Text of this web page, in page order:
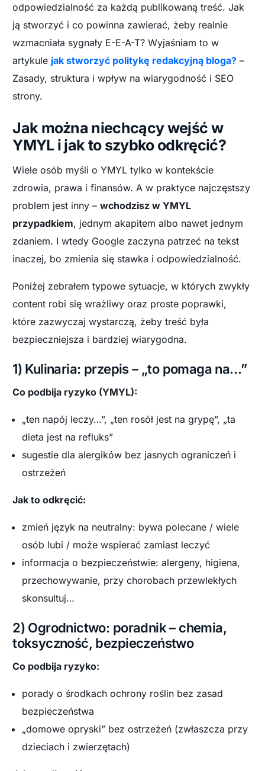
odpowiedzialność za każdą publikowaną treść. Jak
ją stworzyć i co powinna zawierać, żeby realnie
wzmacniała sygnały E-E-A-T? Wyjaśniam to w
artykule jak stworzyć politykę redakcyjną bloga? –
Zasady, struktura i wpływ na wiarygodność i SEO
strony.
Jak można niechcący wejść w
YMYL i jak to szybko odkręcić?
Wiele osób myśli o YMYL tylko w kontekście
zdrowia, prawa i finansów. A w praktyce najczęstszy
problem jest inny –wchodzisz w YMYL
przypadkiem, jednym akapitem albo nawet jednym
zdaniem. I wtedy Google zaczyna patrzeć na tekst
inaczej, bo zmienia się stawka i odpowiedzialność.
Poniżej zebrałem typowe sytuacje, w których zwykły
content robi się wrażliwy oraz proste poprawki,
które zazwyczaj wystarczą, żeby treść była
bezpieczniejsza i bardziej wiarygodna.
1) Kulinaria: przepis – „to pomaga na…”
Co podbija ryzyko (YMYL):
„ten napój leczy…”, „ten rosół jest na grypę”, „ta
dieta jest na refluks”
sugestie dla alergików bez jasnych ograniczeń i
ostrzeżeń
Jak to odkręcić:
zmień język na neutralny: bywa polecane / wiele
osób lubi / może wspierać zamiast leczyć
informacja o bezpieczeństwie: alergeny, higiena,
przechowywanie, przy chorobach przewlekłych
skonsultuj…
2) Ogrodnictwo: poradnik – chemia,
toksyczność, bezpieczeństwo
Co podbija ryzyko:
porady o środkach ochrony roślin bez zasad
bezpieczeństwa
„domowe opryski” bez ostrzeżeń (zwłaszcza przy
dzieciach i zwierzętach)